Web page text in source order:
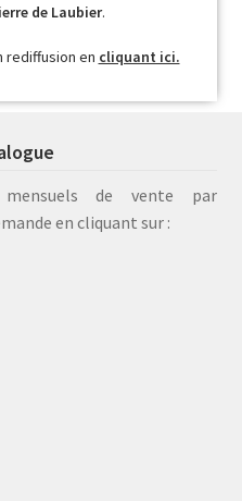
de Laubier.
rediffusion en cliquant ici.
mensuels de vente par
en cliquant sur :